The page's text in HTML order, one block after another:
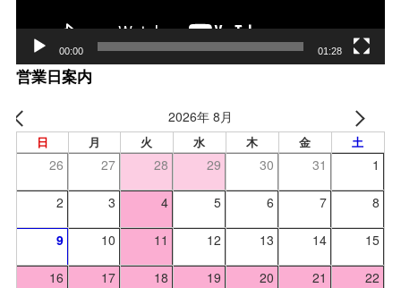
00:00 01:28
営業日案内
2026年 8月
日 月 火 水 木 金 土
26 27 28 29 30 31 1
2 3 4 5 6 7 8
9 10 11 12 13 14 15
16 17 18 19 20 21 22